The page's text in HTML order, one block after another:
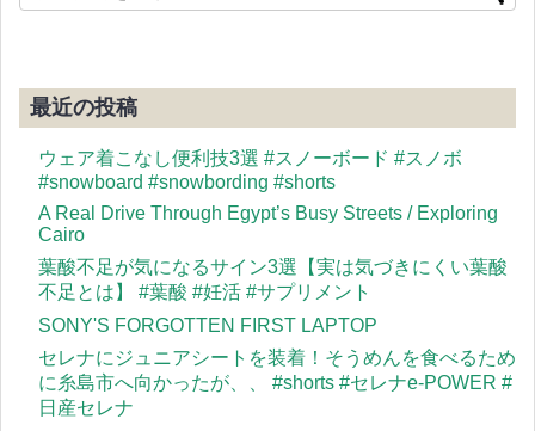
最近の投稿
ウェア着こなし便利技3選 #スノーボード #スノボ
#snowboard #snowbording #shorts
A Real Drive Through Egypt’s Busy Streets / Exploring
Cairo
葉酸不足が気になるサイン3選【実は気づきにくい葉酸
不足とは】 #葉酸 #妊活 #サプリメント
SONY'S FORGOTTEN FIRST LAPTOP
セレナにジュニアシートを装着！そうめんを食べるため
に糸島市へ向かったが、、 #shorts #セレナe-POWER #
日産セレナ